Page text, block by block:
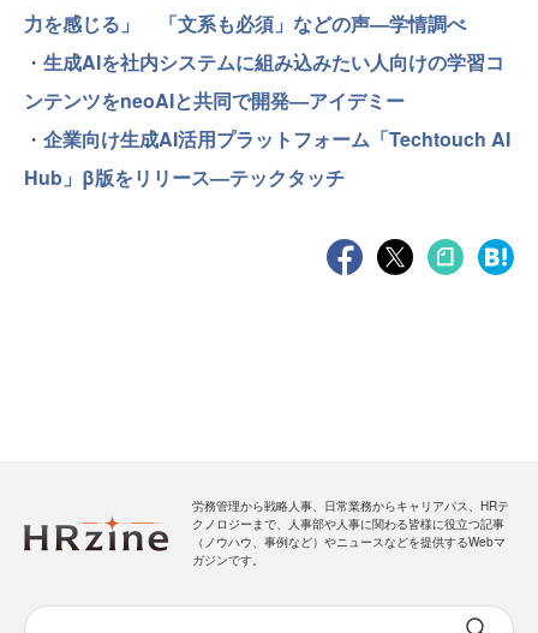
力を感じる」 「文系も必須」などの声—学情調べ
・ 生成AIを社内システムに組み込みたい人向けの学習コ
ンテンツをneoAIと共同で開発—アイデミー
・ 企業向け生成AI活用プラットフォーム「Techtouch AI
Hub」β版をリリース—テックタッチ
労務管理から戦略人事、日常業務からキャリアパス、HRテ
クノロジーまで、人事部や人事に関わる皆様に役立つ記事
（ノウハウ、事例など）やニュースなどを提供するWebマ
ガジンです。